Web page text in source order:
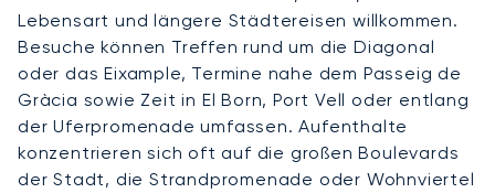
Lebensart und längere Städtereisen willkommen.
Besuche können Treffen rund um die Diagonal
oder das Eixample, Termine nahe dem Passeig de
Gràcia sowie Zeit in El Born, Port Vell oder entlang
der Uferpromenade umfassen. Aufenthalte
konzentrieren sich oft auf die großen Boulevards
der Stadt, die Strandpromenade oder Wohnviertel